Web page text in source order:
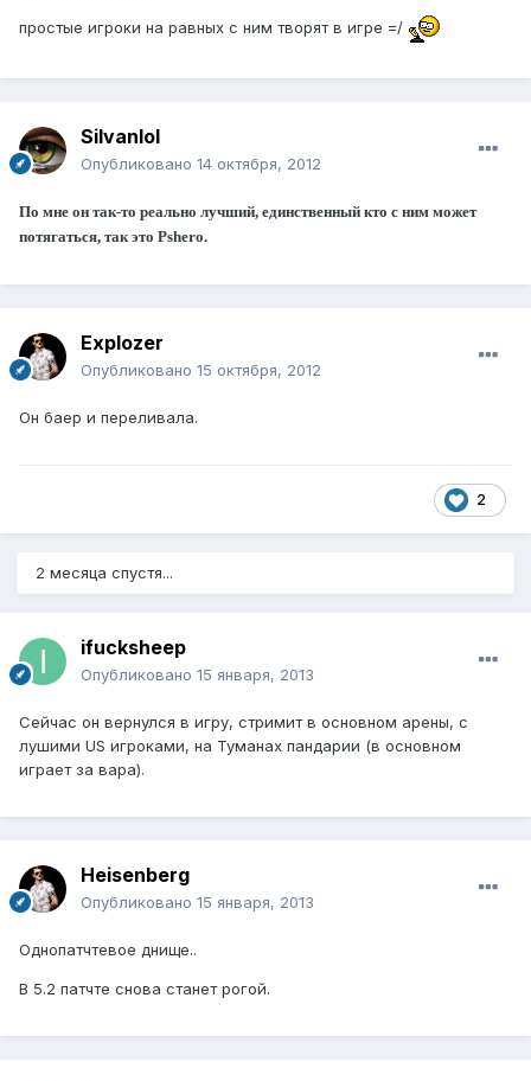
простые игроки на равных с ним творят в игре =/
Silvanlol
Опубликовано 14 октября, 2012
По мне он так-то реально лучший, единственный кто с ним может
потягаться, так это Pshero.
Explozer
Опубликовано 15 октября, 2012
Он баер и переливала.
2
2 месяца спустя...
ifucksheep
Опубликовано 15 января, 2013
Сейчаc он вернулся в игру, стримит в основном арены, с
лушими US игроками, на Туманах пандарии (в основном
играет за вара).
Heisenberg
Опубликовано 15 января, 2013
Однопатчтевое днище..
В 5.2 патчте снова станет рогой.